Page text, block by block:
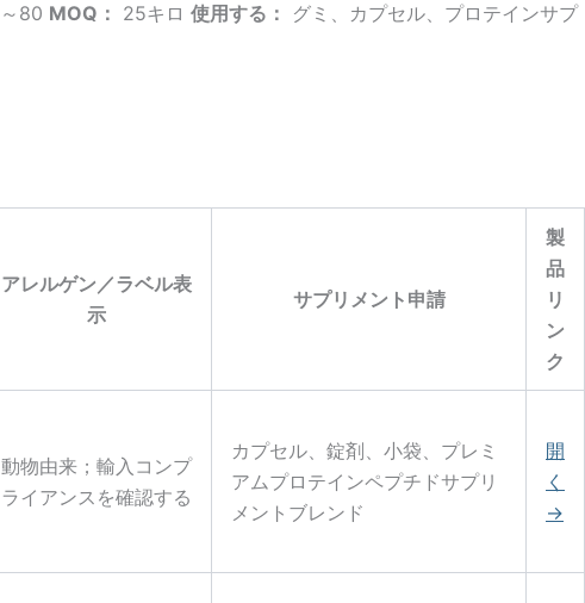
80 MOQ： 25キロ 使用する：
グミ、カプセル、プロテインサプ
アレルゲン／ラベル表
示
サプリメント申請
製
品
リ
ン
ク
動物由来；輸入コンプ
ライアンスを確認する
カプセル、錠剤、小袋、プレミ
アムプロテインペプチドサプリ
メントブレンド
開
く
→